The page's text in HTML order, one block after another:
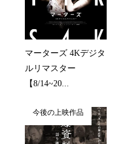
マーターズ 4Kデジタ
ルリマスター
【8/14~20...
今後の上映作品